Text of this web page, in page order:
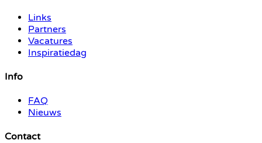
Links
Partners
Vacatures
Inspiratiedag
Info
FAQ
Nieuws
Contact